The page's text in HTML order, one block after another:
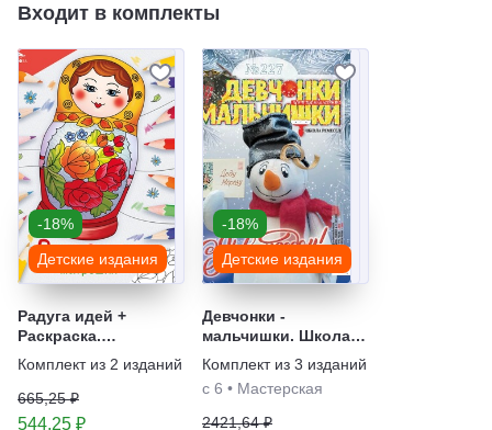
Входит в комплекты
-18%
Детские издания
Радуга идей +
Раскраска.
Народные узоры.
Яркая серия для
детей. Комплект для
творчества
Комплект из 2 изданий
665,25 ₽
544,25 ₽
-18%
Детские издания
Девчонки -
мальчишки. Школа
ремёсел + Радуга
идей + Лабиринты
вдохновений.
Комплект журналов
Комплект из 3 изданий
с 6 • Мастерская
2421,64 ₽